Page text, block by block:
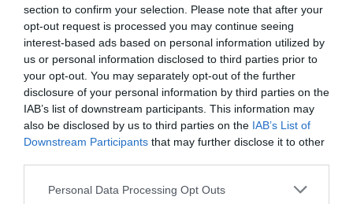
section to confirm your selection. Please note that after your
opt-out request is processed you may continue seeing
interest-based ads based on personal information utilized by
us or personal information disclosed to third parties prior to
your opt-out. You may separately opt-out of the further
disclosure of your personal information by third parties on the
IAB’s list of downstream participants. This information may
also be disclosed by us to third parties on the IAB’s List of
Downstream Participants that may further disclose it to other
Personal Data Processing Opt Outs
A nappali üzem mellett az esti órákban is
lehetőség lesz libegőzni, emellett családi
programokkal, fotóversennyel és
gyermekfoglalkozásokkal készülnek a
szervezők.
Jegyet kizárólag a helyszínen lehet vásárolni.
A felnőtt retúrjegy 3900 forint, a
Kerékpárt ezen a napon 18 óráig szállítanak,